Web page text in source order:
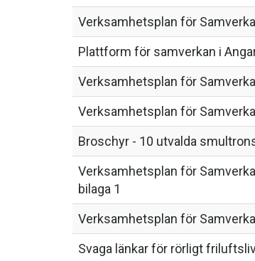
Verksamhetsplan för
Plattform för samverkan i
Verksamhetsplan för
Verksamhetsplan för
Broschyr - 10 utvalda
Verksamhetsplan för
bilaga 1
Verksamhetsplan för
Svaga länkar för rörligt